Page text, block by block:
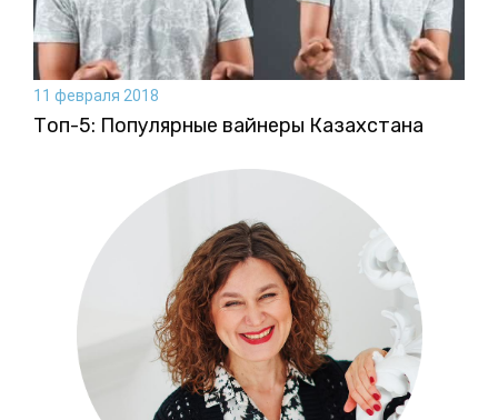
11 февраля 2018
Топ-5: Популярные вайнеры Казахстана